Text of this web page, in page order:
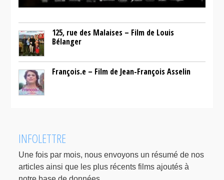
125, rue des Malaises – Film de Louis
Bélanger
François.e – Film de Jean-François Asselin
INFOLETTRE
Une fois par mois, nous envoyons un résumé de nos
articles ainsi que les plus récents films ajoutés à